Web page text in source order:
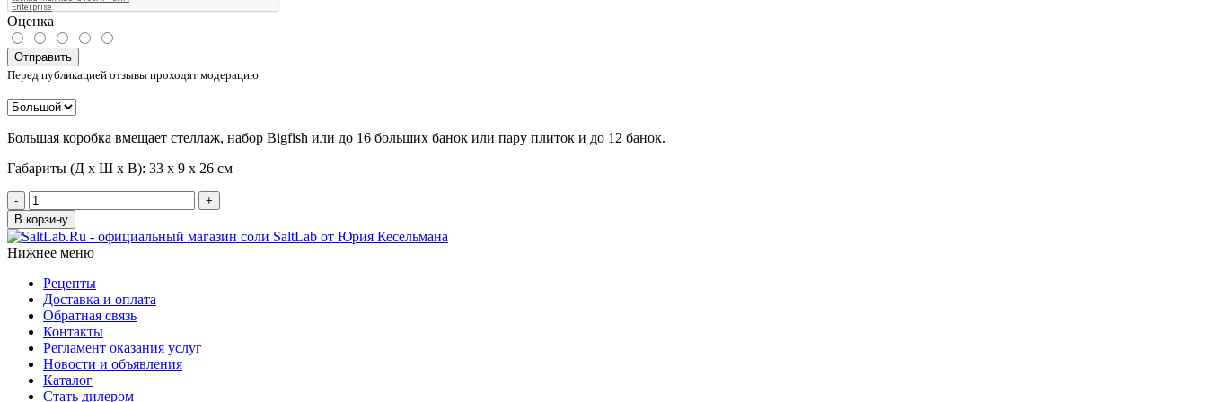
Оценка
Отправить
Перед публикацией отзывы проходят модерацию
Большая коробка вмещает стеллаж, набор Bigfish или до 16 больших банок или пару плиток и до 12 банок.
Габариты (Д х Ш х В): 33 х 9 х 26 см
-
+
В корзину
Нижнее меню
Рецепты
Доставка и оплата
Обратная связь
Контакты
Регламент оказания услуг
Новости и объявления
Каталог
Стать дилером